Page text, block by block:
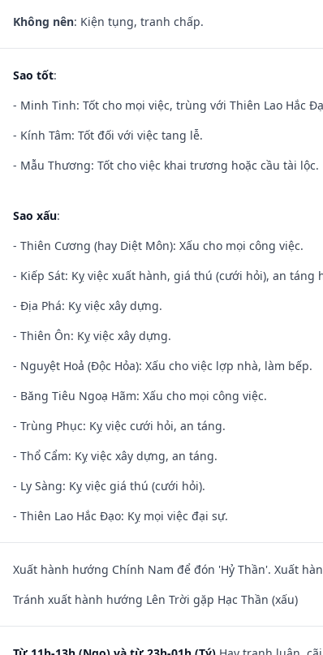
Không nên: Kiện tụng, tranh chấp.
Sao tốt:
- Minh Tinh: Tốt cho mọi việc, trùng với Thiên Lao Hắc
- Kính Tâm: Tốt đối với việc tang lễ.
- Mẫu Thương: Tốt cho việc khai trương hoặc cầu tài lộc.
Sao xấu:
- Thiên Cương (hay Diệt Môn): Xấu cho mọi công việc.
- Kiếp Sát: Kỵ việc xuất hành, giá thú (cưới hỏi), an táng
- Địa Phá: Kỵ việc xây dựng.
- Thiên Ôn: Kỵ việc xây dựng.
- Nguyệt Hoả (Độc Hỏa): Xấu cho việc lợp nhà, làm bếp.
- Băng Tiêu Ngoạ Hãm: Xấu cho mọi công việc.
- Trùng Phục: Kỵ việc cưới hỏi, an táng.
- Thổ Cẩm: Kỵ việc xây dựng, an táng.
- Ly Sàng: Kỵ việc giá thú (cưới hỏi).
- Thiên Lao Hắc Đạo: Kỵ mọi việc đại sự.
Xuất hành hướng Chính Nam để đón 'Hỷ Thần'. Xuất
Tránh xuất hành hướng Lên Trời gặp Hạc Thần (xấu)